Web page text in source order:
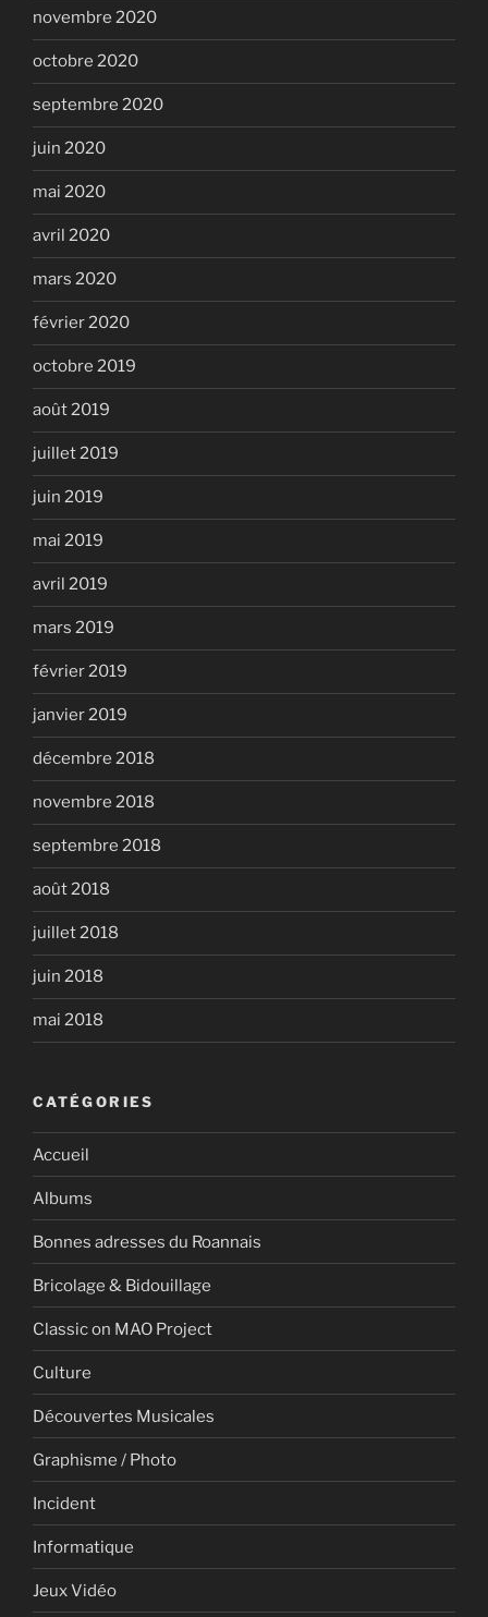
novembre 2020
octobre 2020
septembre 2020
juin 2020
mai 2020
avril 2020
mars 2020
février 2020
octobre 2019
août 2019
juillet 2019
juin 2019
mai 2019
avril 2019
mars 2019
février 2019
janvier 2019
décembre 2018
novembre 2018
septembre 2018
août 2018
juillet 2018
juin 2018
mai 2018
CATÉGORIES
Accueil
Albums
Bonnes adresses du Roannais
Bricolage & Bidouillage
Classic on MAO Project
Culture
Découvertes Musicales
Graphisme / Photo
Incident
Informatique
Jeux Vidéo